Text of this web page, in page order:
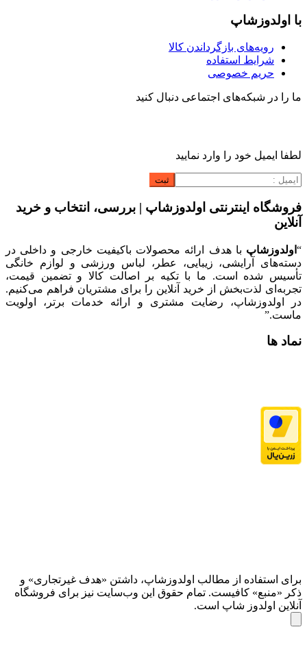
با اولدوزشاپ
رویه‌های بازگرداندن کالا
شرایط استفاده
حریم خصوصی
ما را در شبکه‌های اجتماعی دنبال کنید
لطفا ایمیل خود را وارد نمایید
فروشگاه اینترنتی اولدوزشاپ | بررسی، انتخاب و خرید
آنلاین
“ اولدوزشاپ با هدف ارائه محصولات باکیفیت خارجی و داخلی در
دسته‌های آرایشی، زیبایی، عطر، لباس ورزشی و لوازم خانگی
تأسیس شده است. ما با تکیه بر اصالت کالا و تضمین قیمت،
تجربه‌ای لذت‌بخش از خرید آنلاین را برای مشتریان فراهم می‌کنیم.
در اولدوزشاپ، رضایت مشتری و ارائه خدمات برتر، اولویت
ماست.”
نماد ها
برای استفاده از مطالب اولدوزشاپ، داشتن «هدف غیرتجاری» و
ذکر «منبع» کافیست. تمام حقوق اين وب‌سايت نیز برای فروشگاه
آنلاین اولدوز شاپ است.